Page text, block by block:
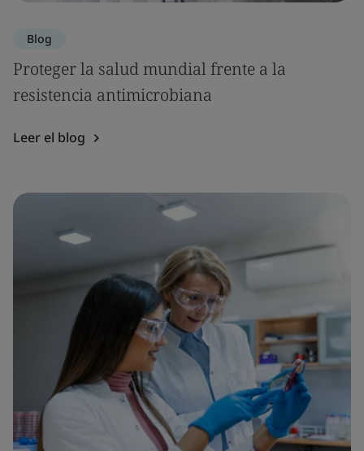
Blog
Proteger la salud mundial frente a la
resistencia antimicrobiana
Leer el blog